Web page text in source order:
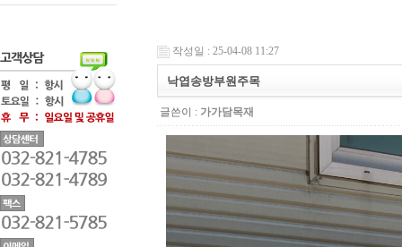
작성일 : 25-04-08 11:27
낙엽송방부원주목
글쓴이 : 가가담목재